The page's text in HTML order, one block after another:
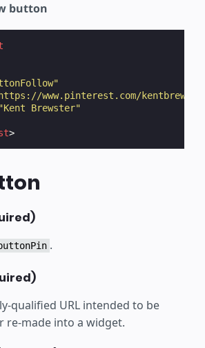
button
www.pinterest.com/kentbrew/"
"Kent Brewster"
>
.
qualified URL intended to be
re-made into a widget.